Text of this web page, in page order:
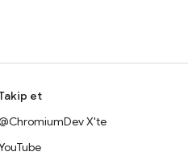
et
X'te